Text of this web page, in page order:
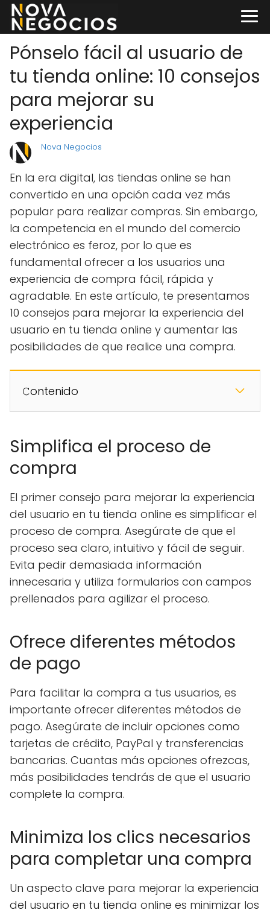
Pónselo fácil al usuario de
tu tienda online: 10 consejos
para mejorar su
experiencia
Nova Negocios
En la era digital, las tiendas online se han
convertido en una opción cada vez más
popular para realizar compras. Sin embargo,
la competencia en el mundo del comercio
electrónico es feroz, por lo que es
fundamental ofrecer a los usuarios una
experiencia de compra fácil, rápida y
agradable. En este artículo, te presentamos
10 consejos para mejorar la experiencia del
usuario en tu tienda online y aumentar las
posibilidades de que realice una compra.
𝙲ontenido
Simplifica el proceso de
compra
El primer consejo para mejorar la experiencia
del usuario en tu tienda online es simplificar el
proceso de compra. Asegúrate de que el
proceso sea claro, intuitivo y fácil de seguir.
Evita pedir demasiada información
innecesaria y utiliza formularios con campos
prellenados para agilizar el proceso.
Ofrece diferentes métodos
de pago
Para facilitar la compra a tus usuarios, es
importante ofrecer diferentes métodos de
pago. Asegúrate de incluir opciones como
tarjetas de crédito, PayPal y transferencias
bancarias. Cuantas más opciones ofrezcas,
más posibilidades tendrás de que el usuario
complete la compra.
Minimiza los clics necesarios
para completar una compra
Un aspecto clave para mejorar la experiencia
del usuario en tu tienda online es minimizar los